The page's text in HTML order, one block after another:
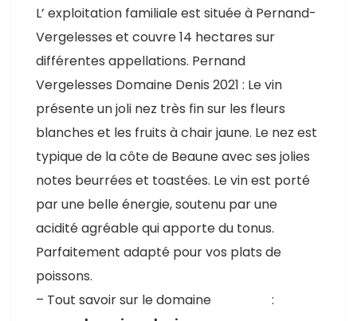
L’ exploitation familiale est située à Pernand-
Vergelesses et couvre 14 hectares sur
différentes appellations. Pernand
Vergelesses Domaine Denis 2021 : Le vin
présente un joli nez très fin sur les fleurs
blanches et les fruits à chair jaune. Le nez est
typique de la côte de Beaune avec ses jolies
notes beurrées et toastées. Le vin est porté
par une belle énergie, soutenu par une
acidité agréable qui apporte du tonus.
Parfaitement adapté pour vos plats de
poissons.
– Tout savoir sur le domaine :